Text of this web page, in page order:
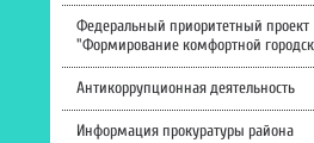
Федеральный приоритетный проект
"Формирование комфортной
Антикоррупционная деятельность
Информация прокуратуры района